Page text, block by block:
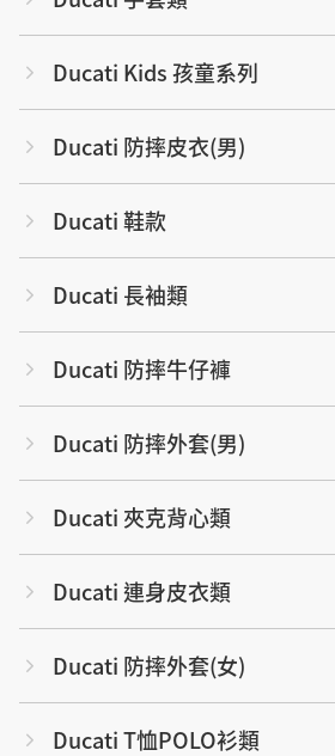
Ducati Kids 孩童系列
Ducati 防摔皮衣(男)
Ducati 鞋款
Ducati 長袖類
Ducati 防摔牛仔褲
Ducati 防摔外套(男)
Ducati 夾克背心類
Ducati 連身皮衣類
Ducati 防摔外套(女)
Ducati T恤POLO衫類